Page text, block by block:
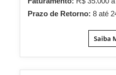
Prazo de Retorno: 8 até
Saiba